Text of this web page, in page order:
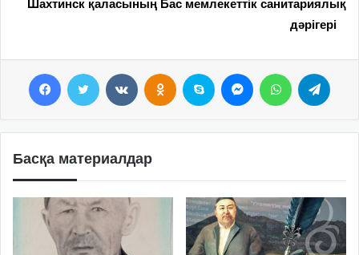
Шахтинск қаласының Бас мемлекеттік санитариялық
дәрігері
Басқа материалдар